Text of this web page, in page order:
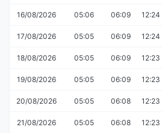
16/08/2026 05:06 06:09 12:24
17/08/2026 05:05 06:09 12:24
18/08/2026 05:05 06:09 12:23
19/08/2026 05:05 06:09 12:23
20/08/2026 05:05 06:08 12:23
21/08/2026 05:05 06:08 12:23